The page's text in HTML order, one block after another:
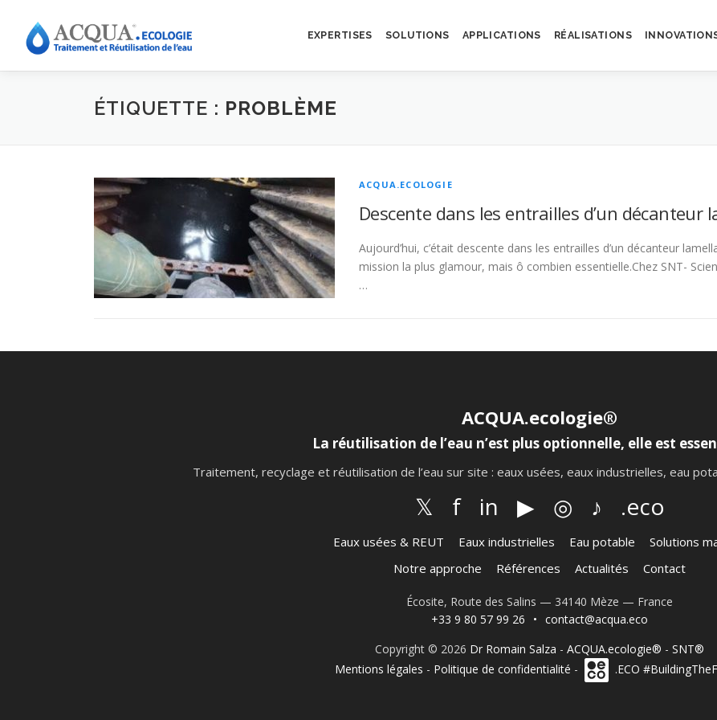
EXPERTISES SOLUTIONS APPLICATIONS RÉALISATIONS
ÉTIQUETTE : PROBLÈME
ACQUA.ECOLOGIE
Descente dans les entrailles d’un décanteur
Aujourd’hui, c’était descente dans les entrailles d’un décanteur
mission la plus glamour, mais ô combien essentielle.Chez SNT-
…
ACQUA.ecologie®
La réutilisation de l’eau n’est plus optionnelle, elle est
Traitement, recyclage et réutilisation de l’eau sur site : eaux usées, eaux industrielles, eau
𝕏 f in ▶ ◎ ♪ .eco
Eaux usées & REUT Eaux industrielles Eau potable
Solutions
Notre approche
Références Actualités Contact
Écosite, Route des Salins — 34140 Mèze — France
+33 9 80 57 99 26
• contact@acqua.eco
Copyright © 2026 Dr Romain Salza - ACQUA.ecologie® - SNT®
Mentions légales - Politique de confidentialité - .ECO